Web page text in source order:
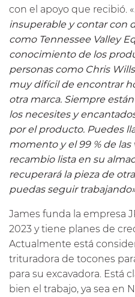
con el apoyo que recibió. «
insuperable y contar con
como Tennessee Valley
conocimiento de los
personas como Chris
muy difícil de encontrar
otra marca. Siempre
los necesites y
por el producto. Puedes
momento y el 99 % de
recambio lista en su
recuperará la pieza de
puedas seguir
James funda la empresa
2023 y tiene planes de
Actualmente está
trituradora de tocones
para su excavadora. Está
bien el trabajo, ya sea en